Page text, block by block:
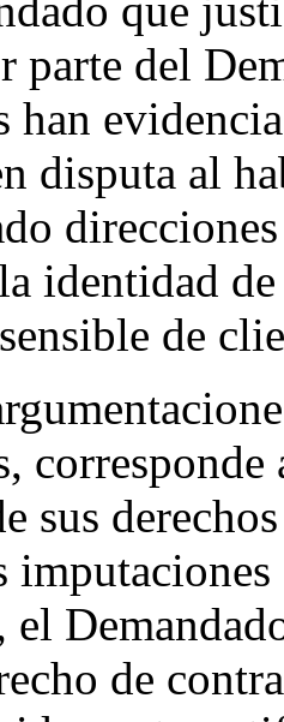
que
parte del
han
disputa al
identidad
de
sus
el
de